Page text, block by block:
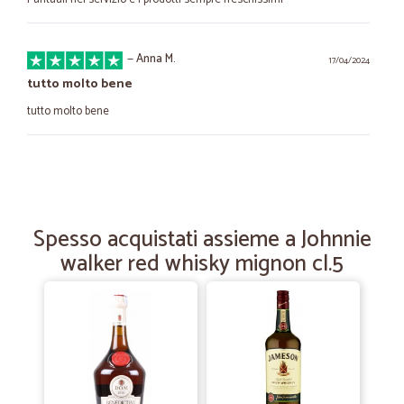
17/04/2024
—Anna M.
tutto molto bene
tutto molto bene
Disponibilita' , puntualita' imballi ok.
—Enrica L.
Spesso acquistati assieme a Johnnie
walker red whisky mignon cl.5